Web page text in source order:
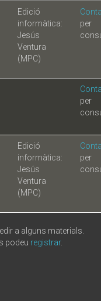
Edició
informàtica:
Jesús
Ventura
(MPC)
per
per
Edició
informàtica:
Jesús
Ventura
(MPC)
per
a alguns materials.
podeu registrar.